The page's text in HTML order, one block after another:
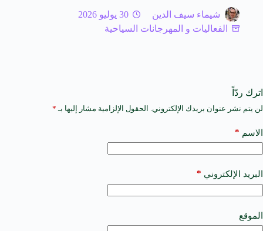
شيماء سيف الدين
30 يوليو 2026
الفعاليات و المهرجانات السياحية
اترك ردّاً
لن يتم نشر عنوان بريدك الإلكتروني. الحقول الإلزامية مشار إليها بـ *
الاسم *
البريد الإلكتروني *
الموقع
A
t
e
a
t
i
e
: